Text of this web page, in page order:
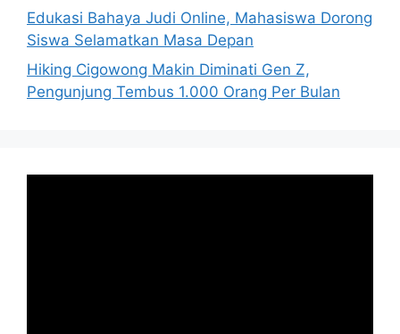
Edukasi Bahaya Judi Online, Mahasiswa Dorong
Siswa Selamatkan Masa Depan
Hiking Cigowong Makin Diminati Gen Z,
Pengunjung Tembus 1.000 Orang Per Bulan